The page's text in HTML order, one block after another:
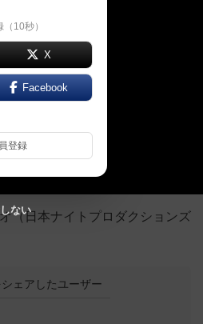
（日本ナイトプロダクションズ
ェアしたユーザー
10秒）
X
Facebook
登録
ない